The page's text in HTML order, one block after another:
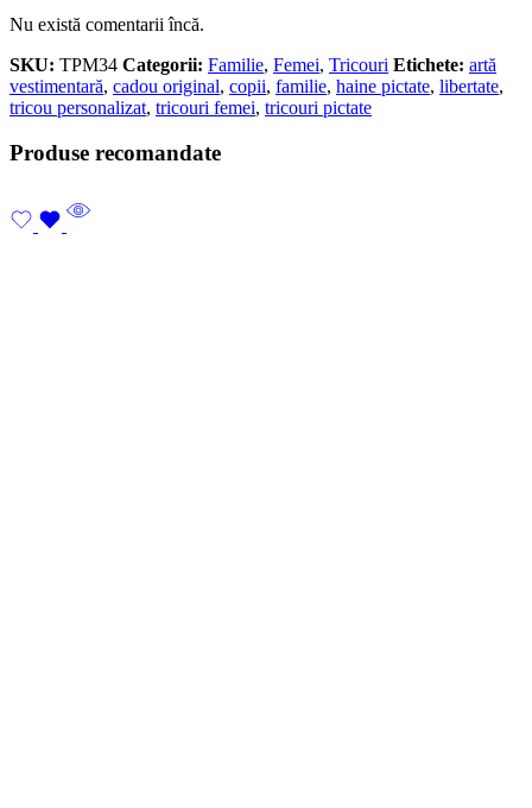
Nu există comentarii încă.
SKU: TPM34 Categorii: Familie, Femei, Tricouri Etichete: artă
vestimentară, cadou original, copii, familie, haine pictate, libertate,
tricou personalizat, tricouri femei, tricouri pictate
Produse recomandate